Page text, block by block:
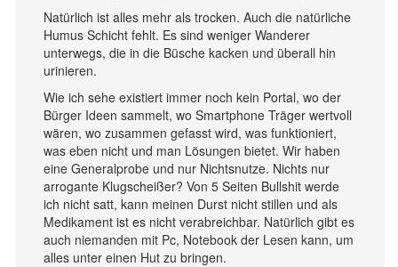
Natürlich ist alles mehr als trocken. Auch die natürliche
Humus Schicht fehlt. Es sind weniger Wanderer
unterwegs, die in die Büsche kacken und überall hin
urinieren.
Wie ich sehe existiert immer noch kein Portal, wo der
Bürger Ideen sammelt, wo Smartphone Träger wertvoll
wären, wo zusammen gefasst wird, was funktioniert,
was eben nicht und man Lösungen bietet. Wir haben
eine Generalprobe und nur Nichtsnutze. Nichts nur
arrogante Klugscheißer? Von 5 Seiten Bullshit werde
ich nicht satt, kann meinen Durst nicht stillen und als
Medikament ist es nicht verabreichbar. Natürlich gibt es
auch niemanden mit Pc, Notebook der Lesen kann, um
alles unter einen Hut zu bringen.